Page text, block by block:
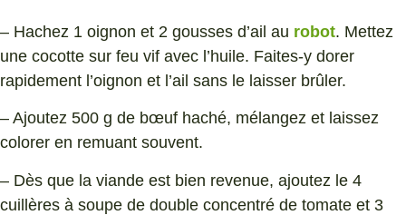
– Hachez 1 oignon et 2 gousses d’ail au robot. Mettez
une cocotte sur feu vif avec l’huile. Faites-y dorer
rapidement l’oignon et l’ail sans le laisser brûler.
– Ajoutez 500 g de bœuf haché, mélangez et laissez
colorer en remuant souvent.
– Dès que la viande est bien revenue, ajoutez le 4
cuillères à soupe de double concentré de tomate et 3